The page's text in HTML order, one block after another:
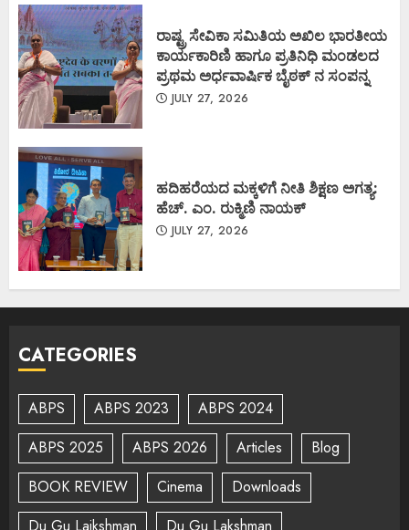
ರಾಷ್ಟ್ರ ಸೇವಿಕಾ ಸಮಿತಿಯ ಅಖಿಲ ಭಾರತೀಯ
ಕಾರ್ಯಕಾರಿಣಿ ಹಾಗೂ ಪ್ರತಿನಿಧಿ ಮಂಡಲದ
ಪ್ರಥಮ ಅರ್ಧವಾರ್ಷಿಕ ಬೈಠಕ್ ನ ಸಂಪನ್ನ
JULY 27, 2026
ಹದಿಹರೆಯದ ಮಕ್ಕಳಿಗೆ ನೀತಿ ಶಿಕ್ಷಣ ಅಗತ್ಯ:
ಹೆಚ್. ಎಂ. ರುಕ್ಮಿಣಿ ನಾಯಕ್
JULY 27, 2026
CATEGORIES
ABPS ABPS 2023
ABPS 2024
ABPS 2025
ABPS 2026 Articles
Blog
BOOK REVIEW
Cinema
Downloads